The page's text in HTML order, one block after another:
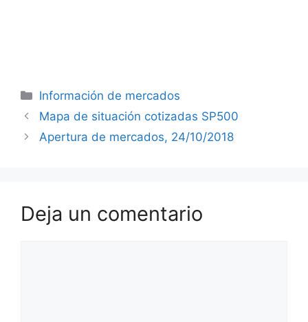
Categorías
Información de mercados
Mapa de situación cotizadas SP500
Apertura de mercados, 24/10/2018
Deja un comentario